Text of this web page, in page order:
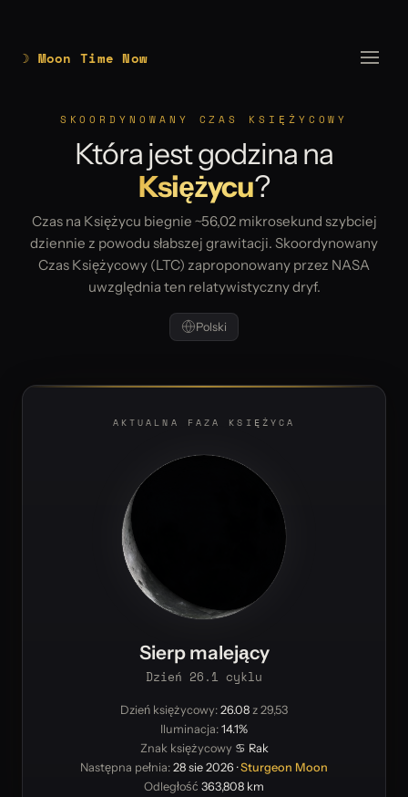
☽ Moon Time Now
SKOORDYNOWANY CZAS KSIĘŻYCOWY
Która jest godzina na
Księżycu?
Czas na Księżycu biegnie ~56,02 mikrosekund szybciej
dziennie z powodu słabszej grawitacji. Skoordynowany
Czas Księżycowy (LTC) zaproponowany przez NASA
uwzględnia ten relatywistyczny dryf.
Polski
AKTUALNA FAZA KSIĘŻYCA
Sierp malejący
Dzień 26.1 cyklu
Dzień księżycowy: 26.08 z 29,53
Iluminacja: 14.1%
Znak księżycowy ♋ Rak
Następna pełnia: 28 sie 2026 ·Sturgeon Moon
Odległość 363,808 km